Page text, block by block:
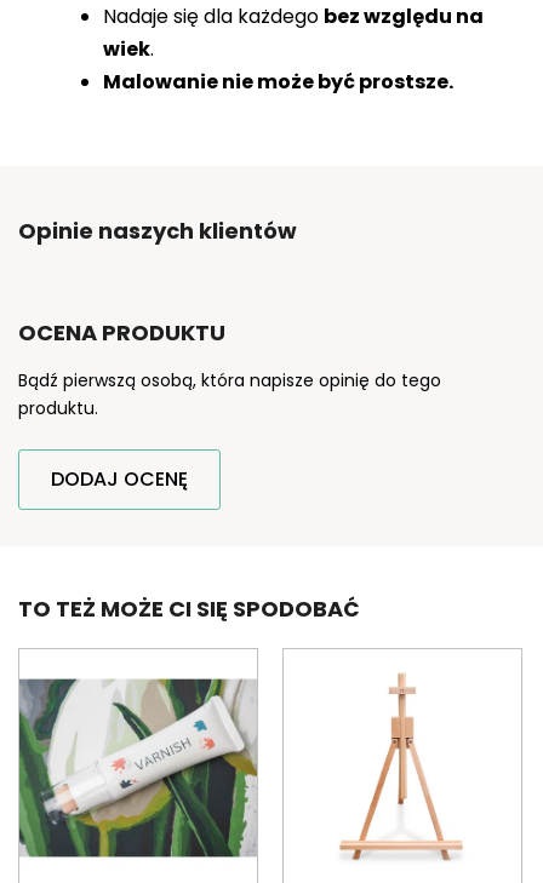
Nadaje się dla każdego bez względu na
wiek.
Malowanie nie może być prostsze.
Opinie naszych klientów
OCENA PRODUKTU
Bądź pierwszą osobą, która napisze opinię do tego
produktu.
DODAJ OCENĘ
TO TEŻ MOŻE CI SIĘ SPODOBAĆ